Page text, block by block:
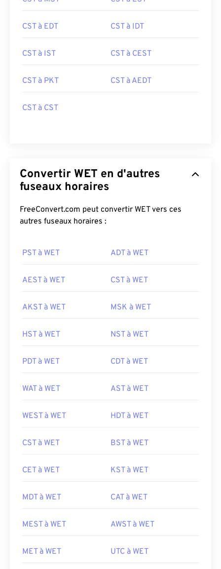
CST à EDT CST à IDT
CST à IST CST à CEST
CST à PKT CST à AEDT
CST à CST
Convertir WET en d'autres
fuseaux horaires
FreeConvert.com peut convertir WET vers ces
autres fuseaux horaires :
PST à WET ADT à WET
AEST à WET CST à WET
AKST à WET MSK à WET
HST à WET NST à WET
PDT à WET CDT à WET
WAT à WET AST à WET
WEST à WET HDT à WET
CST à WET BST à WET
CET à WET KST à WET
MDT à WET CAT à WET
MEST à WET AWST à WET
MET à WET UTC à WET